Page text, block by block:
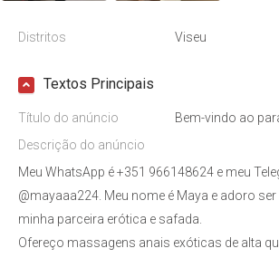
Distritos Viseu
Textos Principais
Título do anúncio
Bem-vindo ao
Descrição do anúncio
Meu WhatsApp é +351 966148624 e meu
@mayaaa224. Meu nome é Maya e adoro ser
minha parceira erótica e safada.
Ofereço massagens anais exóticas de alta